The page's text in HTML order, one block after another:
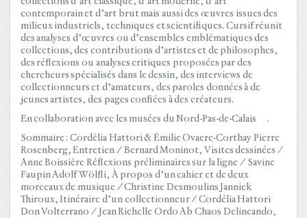
contemporain et d’art brut mais aussi des œuvres issues des
milieux industriels, techniques et scientifiques. Cursif réunit
des analyses d’œuvres ou d’ensembles emblématiques des
collections, des contributions d’artistes et de philosophes,
des réflexions ou analyses critiques proposées par des
chercheurs spécialisés dans le dessin, des interviews de
collectionneurs et d’amateurs, des paroles données à de
jeunes artistes, des pages confiées à des créateurs.
En collaboration avec les musées du Nord-Pas-de-Calais .
Sommaire : Cordélia Hattori & Émilie Ovaere-Corthay Pierre
Rosenberg, Entretien / Bernard Moninot, Visites dessinées /
Anne Boissière Réflexions préliminaires sur la ligne / Savine
Faupin Adolf Wölfli, À propos d’un cahier et de deux
morceaux de musique / Christine Desmoulins Jannick
Thiroux, Itinéraire d’un collectionneur / Cordélia Hattori
Don Volterrano / Jean Richelle Ordo Ab Chaos Delineando,